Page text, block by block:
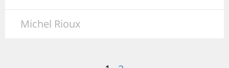
Michel Rioux